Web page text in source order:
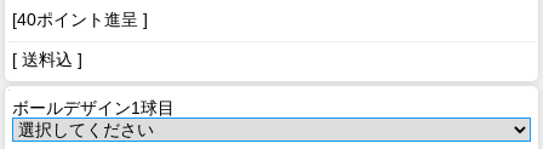
[40ポイント進呈 ]
[ 送料込 ]
ボールデザイン1球目